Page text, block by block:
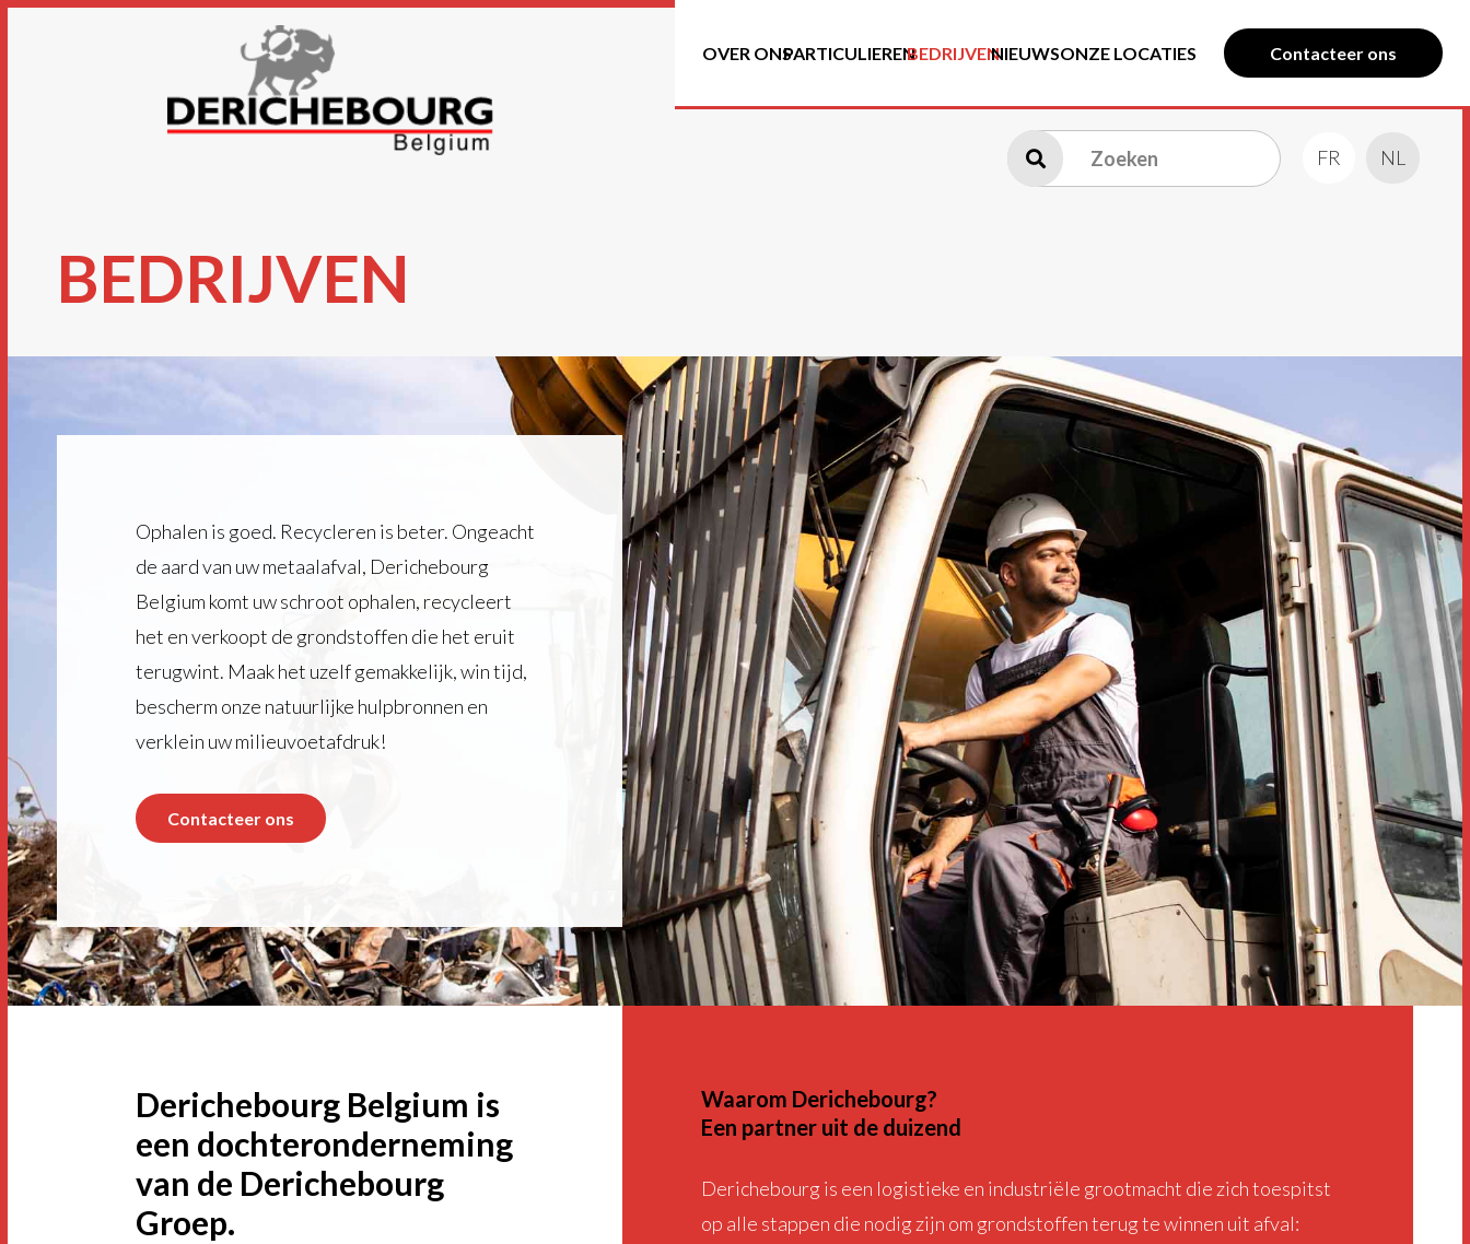
OVER ONSPARTICULIERENBEDRIJVENNIEUWSONZE LOCATIES Contacteer ons
FR NL
BEDRIJVEN
Ophalen is goed. Recycleren is beter. Ongeacht
de aard van uw metaalafval, Derichebourg
Belgium komt uw schroot ophalen, recycleert
het en verkoopt de grondstoffen die het eruit
terugwint. Maak het uzelf gemakkelijk, win tijd,
bescherm onze natuurlijke hulpbronnen en
verklein uw milieuvoetafdruk!
Contacteer ons
Derichebourg Belgium is
een dochteronderneming
van de Derichebourg
Groep.
Waarom Derichebourg?
Een partner uit de duizend
Derichebourg is een logistieke en industriële grootmacht die zich toespitst
op alle stappen die nodig zijn om grondstoffen terug te winnen uit afval: